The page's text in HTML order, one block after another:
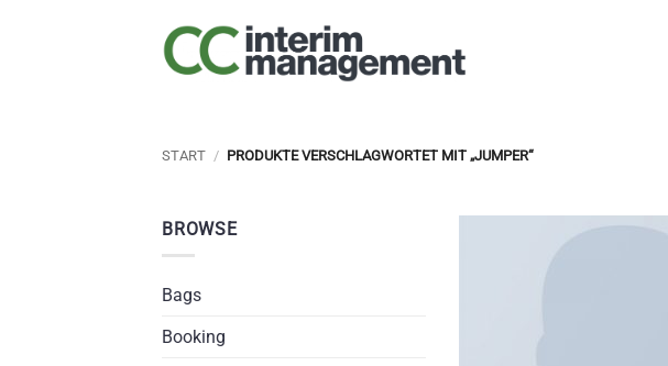
START / PRODUKTE VERSCHLAGWORTET MIT „JUMPER“
BROWSE
Bags
Booking